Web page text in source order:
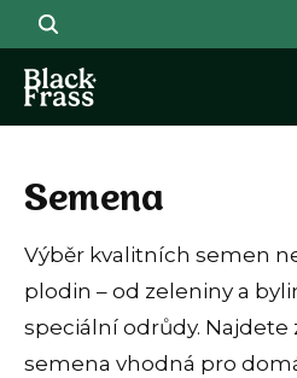
Přejít na obsah
Semena
Výběr kvalitních semen
plodin – od zeleniny a
speciální odrůdy. Najdete
semena vhodná pro